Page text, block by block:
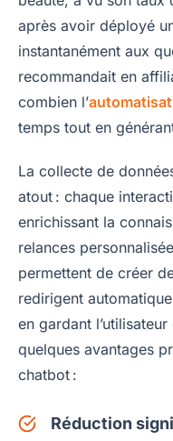
après avoir déployé
instantanément aux
recommandait en
combien l’
temps tout en
La collecte de
atout : chaque
enrichissant la
relances
permettent de créer
redirigent
en gardant
quelques avantages
chatbot :
Réduction